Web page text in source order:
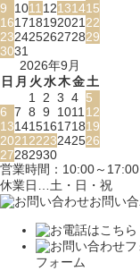
9
1011 12131415
161718192021 22
23242526272829
3031
2026年9月
日 月 火水木金土
1
2 3 4 5
6 7 8 9 1011 12
13141516171819
2021 2223242526
27282930
営業時間：10:00～
休業日…土・日・祝
お問い
フォーム